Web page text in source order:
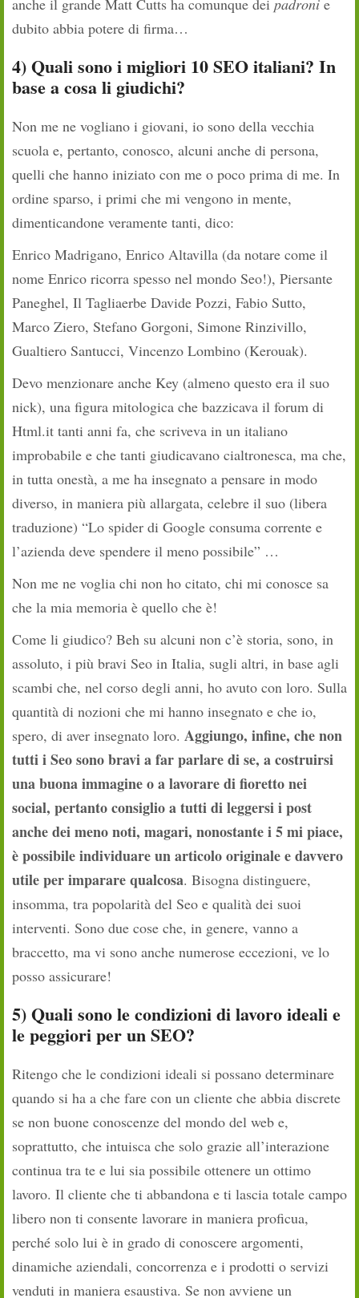
anche il grande Matt Cutts ha comunque dei padroni e
dubito abbia potere di firma…
4) Quali sono i migliori 10 SEO italiani? In
base a cosa li giudichi?
Non me ne vogliano i giovani, io sono della vecchia
scuola e, pertanto, conosco, alcuni anche di persona,
quelli che hanno iniziato con me o poco prima di me. In
ordine sparso, i primi che mi vengono in mente,
dimenticandone veramente tanti, dico:
Enrico Madrigano, Enrico Altavilla (da notare come il
nome Enrico ricorra spesso nel mondo Seo!), Piersante
Paneghel, Il Tagliaerbe Davide Pozzi, Fabio Sutto,
Marco Ziero, Stefano Gorgoni, Simone Rinzivillo,
Gualtiero Santucci, Vincenzo Lombino (Kerouak).
Devo menzionare anche Key (almeno questo era il suo
nick), una figura mitologica che bazzicava il forum di
Html.it tanti anni fa, che scriveva in un italiano
improbabile e che tanti giudicavano cialtronesca, ma che,
in tutta onestà, a me ha insegnato a pensare in modo
diverso, in maniera più allargata, celebre il suo (libera
traduzione) “Lo spider di Google consuma corrente e
l’azienda deve spendere il meno possibile” …
Non me ne voglia chi non ho citato, chi mi conosce sa
che la mia memoria è quello che è!
Come li giudico? Beh su alcuni non c’è storia, sono, in
assoluto, i più bravi Seo in Italia, sugli altri, in base agli
scambi che, nel corso degli anni, ho avuto con loro. Sulla
quantità di nozioni che mi hanno insegnato e che io,
spero, di aver insegnato loro. Aggiungo, infine, che non
tutti i Seo sono bravi a far parlare di se, a costruirsi
una buona immagine o a lavorare di fioretto nei
social, pertanto consiglio a tutti di leggersi i post
anche dei meno noti, magari, nonostante i 5 mi piace,
è possibile individuare un articolo originale e davvero
utile per imparare qualcosa. Bisogna distinguere,
insomma, tra popolarità del Seo e qualità dei suoi
interventi. Sono due cose che, in genere, vanno a
braccetto, ma vi sono anche numerose eccezioni, ve lo
posso assicurare!
5) Quali sono le condizioni di lavoro ideali e
le peggiori per un SEO?
Ritengo che le condizioni ideali si possano determinare
quando si ha a che fare con un cliente che abbia discrete
se non buone conoscenze del mondo del web e,
soprattutto, che intuisca che solo grazie all’interazione
continua tra te e lui sia possibile ottenere un ottimo
lavoro. Il cliente che ti abbandona e ti lascia totale campo
libero non ti consente lavorare in maniera proficua,
perché solo lui è in grado di conoscere argomenti,
dinamiche aziendali, concorrenza e i prodotti o servizi
venduti in maniera esaustiva. Se non avviene un